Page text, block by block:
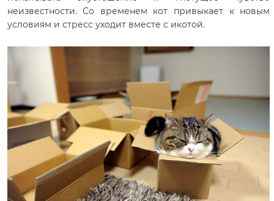
неизвестности. Со временем кот привыкает к новым
условиям и стресс уходит вместе с икотой.